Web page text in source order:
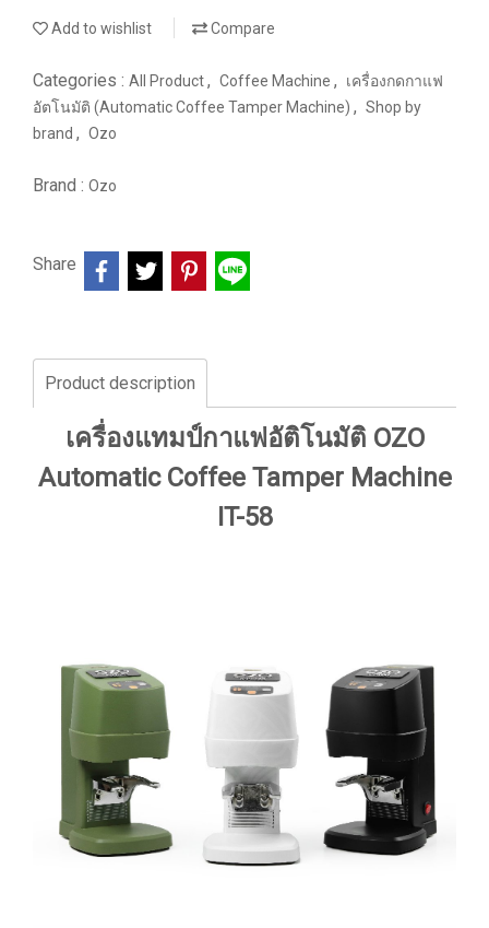
Add to wishlist Compare
Categories : All Product, Coffee Machine ,
เครื่องกดกาแฟ
อัตโนมัติ (Automatic Coffee Tamper Machine) , Shop by
brand , Ozo
Brand : Ozo
Share
Product description
เครื่องแทมป์กาแฟอัติโนมัติ OZO
Automatic Coffee Tamper Machine
IT-58